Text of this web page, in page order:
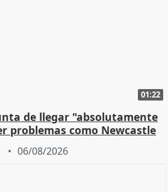
01:22
de llegar "absolutamente
problemas como Newcastle
06/08/2026